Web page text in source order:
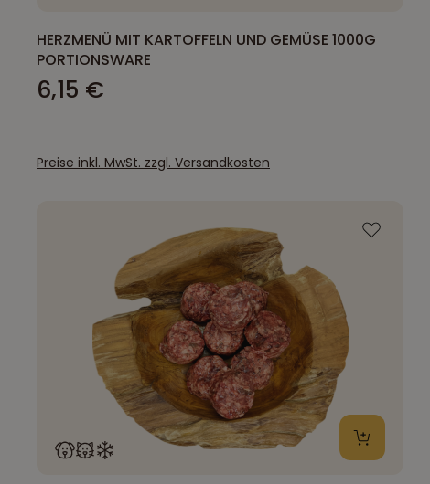
HERZMENÜ MIT KARTOFFELN UND GEMÜSE 1000G
PORTIONSWARE
6,15 €
Preise inkl. MwSt. zzgl. Versandkosten